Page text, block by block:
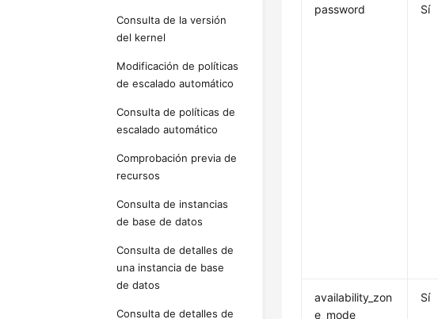
Consulta de la versión
del kernel
Modificación de políticas
de escalado automático
Consulta de políticas de
escalado automático
Comprobación previa de
recursos
Consulta de instancias
de base de datos
Consulta de detalles de
una instancia de base
de datos
Consulta de detalles de
password Sí
availability_zon
e_mode
Sí